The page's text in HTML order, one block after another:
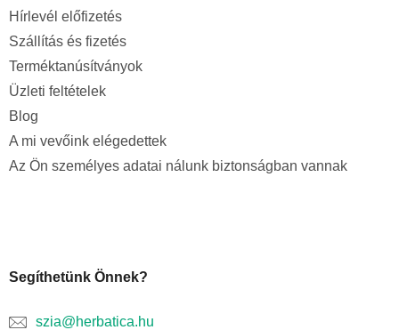
Hírlevél előfizetés
Szállítás és fizetés
Terméktanúsítványok
Üzleti feltételek
Blog
A mi vevőink elégedettek
Az Ön személyes adatai nálunk biztonságban vannak
Segíthetünk Önnek?
szia@herbatica.hu